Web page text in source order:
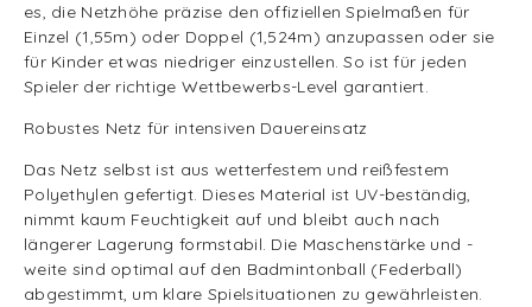
es, die Netzhöhe präzise den offiziellen Spielmaßen für
Einzel (1,55m) oder Doppel (1,524m) anzupassen oder sie
für Kinder etwas niedriger einzustellen. So ist für jeden
Spieler der richtige Wettbewerbs-Level garantiert.
Robustes Netz für intensiven Dauereinsatz
Das Netz selbst ist aus wetterfestem und reißfestem
Polyethylen gefertigt. Dieses Material ist UV-beständig,
nimmt kaum Feuchtigkeit auf und bleibt auch nach
längerer Lagerung formstabil. Die Maschenstärke und -
weite sind optimal auf den Badmintonball (Federball)
abgestimmt, um klare Spielsituationen zu gewährleisten.